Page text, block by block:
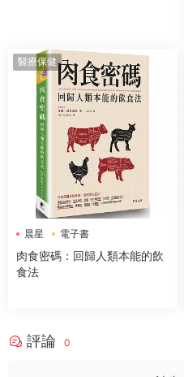
醫療保健
晨星 電子書
肉食密碼：回歸人類本能的飲
食法
評論 0